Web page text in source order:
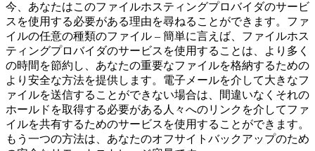
今、あなたはこのファイルホスティングプロバイダのサービ
スを使用する必要がある理由を尋ねることができます。ファ
イルの任意の種類のファイル – 簡単に言えば、ファイルホス
ティングプロバイダのサービスを使用することは、より多く
の時間を節約し、あなたの重要なファイルを格納するための
より安全な方法を提供します。電子メールを介して大きなフ
ァイルを送信することができない場合は、間違いなくそれの
ホールドを取得する必要がある人々へのリンクを介してファ
イルを共有するためのサービスを使用することができます。
もう一つの方法は、あなたのオフサイトバックアップのため